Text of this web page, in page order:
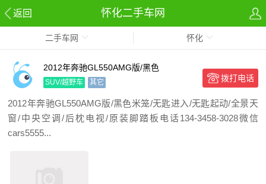
返回 怀化二手车网
二手车网 怀化
2012年奔驰GL550AMG版/黑色
SUV/越野车 其它 拨打电话
2012年奔驰GL550AMG版/黑色米笼/无匙进入/无匙起动/全景天
窗/中央空调/后枕电视/原装脚踏板电话134-3458-3028微信
cars5555...